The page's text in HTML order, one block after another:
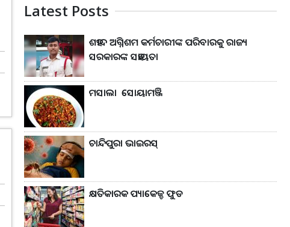
Latest Posts
ଶହୀଦ ଅଗ୍ନିଶମ କର୍ମଚାରୀଙ୍କ ପରିବାରକୁ ରାଜ୍ୟ
ସରକାରଙ୍କ ସହାୟତା
ମସାଲା ସୋୟାମଞ୍ଜି
ଚାନ୍ଦିପୁରା ଭାଇରସ୍
କ୍ଷତିକାରକ ପ୍ୟାକେଜ୍ଡ ଫୁଡ